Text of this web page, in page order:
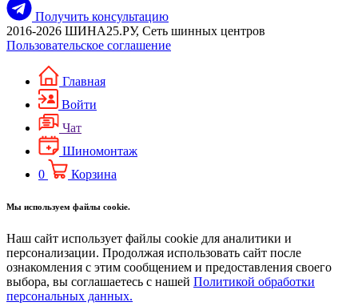
Получить консультацию
2016-2026 ШИНА25.РУ, Сеть шинных центров
Пользовательское соглашение
Главная
Войти
Чат
Шиномонтаж
0
Корзина
Мы используем файлы cookie.
Наш сайт использует файлы cookie для аналитики и
персонализации. Продолжая использовать сайт после
ознакомления с этим сообщением и предоставления своего
выбора, вы соглашаетесь с нашей Политикой обработки
персональных данных.